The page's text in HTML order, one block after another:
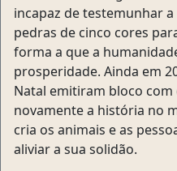
incapaz de testemunhar
pedras de cinco cores
forma a que a
prosperidade. Ainda em
Natal emitiram bloco
novamente a história no
cria os animais e as
aliviar a sua solidão.